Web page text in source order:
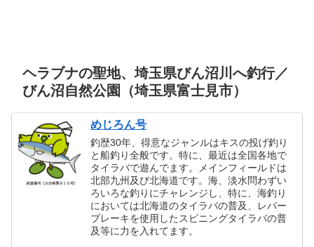
ヘラブナの聖地、埼玉県びん沼川へ釣行／
びん沼自然公園（埼玉県富士見市）
めじろん号
釣歴30年、得意なジャンルはキスの投げ釣り
と船釣り全般です。特に、最近は全国各地で
タイラバで遊んでます。メインフィールドは
北部九州及び北海道です。海、淡水問わずい
ろいろな釣りにチャレンジし、特に、海釣り
においては北海道のタイラバの普及、レバー
ブレーキを使用したスピニングタイラバの普
及等に力を入れてます。